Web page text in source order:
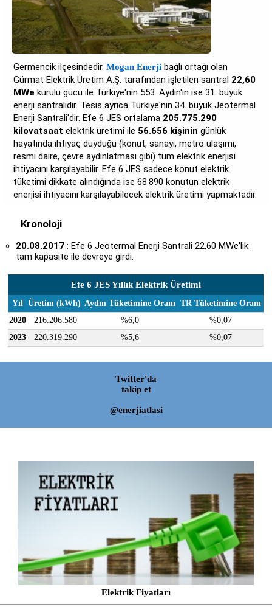
Germencik ilçesindedir.Mogan Enerji bağlı ortağı olan
Gürmat Elektrik Üretim A.Ş. tarafından işletilen santral 22,60
MWe kurulu gücü ile Türkiye'nin 553. Aydın'ın ise 31. büyük
enerji santralidir. Tesis ayrıca Türkiye'nin 34. büyük Jeotermal
Enerji Santrali'dir. Efe 6 JES ortalama 205.775.290
kilovatsaat elektrik üretimi ile 56.656 kişinin günlük
hayatında ihtiyaç duyduğu (konut, sanayi, metro ulaşımı,
resmi daire, çevre aydınlatması gibi) tüm elektrik enerjisi
ihtiyacını karşılayabilir. Efe 6 JES sadece konut elektrik
tüketimi dikkate alındığında ise 68.890 konutun elektrik
enerjisi ihtiyacını karşılayabilecek elektrik üretimi yapmaktadır.
Kronoloji
20.08.2017 : Efe 6 Jeotermal Enerji Santrali 22,60 MWe'lik
tam kapasite ile devreye girdi.
Efe 6 JES Yıllık Elektrik Üretimi
Yıl Üretim (kWh) Aydın Tüketimine Oranı
TR Tüketimine Oranı
2020
216.206.580 %6,0
%0,07
2023
220.319.290 %5,6 %0,07
Twitter'da
takip et
@enerjiatlasi
Elektrik Fiyatları